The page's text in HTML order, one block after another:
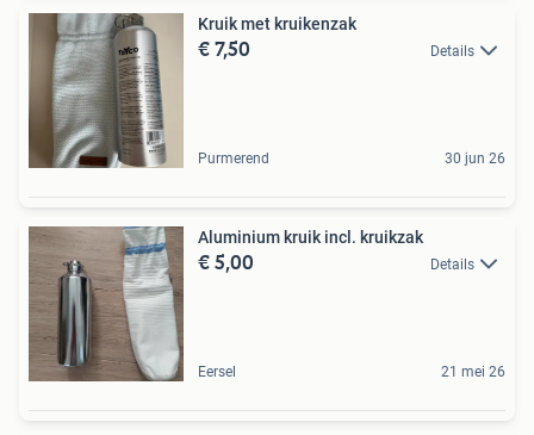
Kruik met kruikenzak
€ 7,50 Details
Purmerend 30 jun 26
Aluminium kruik incl. kruikzak
€ 5,00 Details
Eersel 21 mei 26